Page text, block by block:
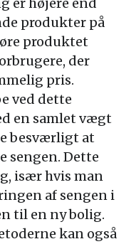
produkter på
produktet
der
pris.
ved dette
en samlet vægt
besværligt at
sengen. Dette
især hvis man
af sengen i
til en ny bolig.
kan også